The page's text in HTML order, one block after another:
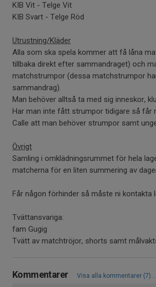
KIB Vit - Telge Vit
KIB Svart - Telge Röd
Utrustning/Kläder
Alla som ska spela kommer att få låna
tillbaka direkt efter sammandraget) och
matchstrumpor (dessa matchstrumpor
sammandrag).
Man behöver alltså ta med sig inneskor,
Har man inte fått strumpor tidigare så får
Calle att man behöver strumpor samt
Övrigt
Samling i omklädningsrummet för hela
matcherna för en liten summering av
Får någon förhinder så måste ni kontakta
Tvättansvariga:
fam Gugig
Tvätt av matchtröjor, shorts samt
Kommentarer Visa alla kommentarer (7)...